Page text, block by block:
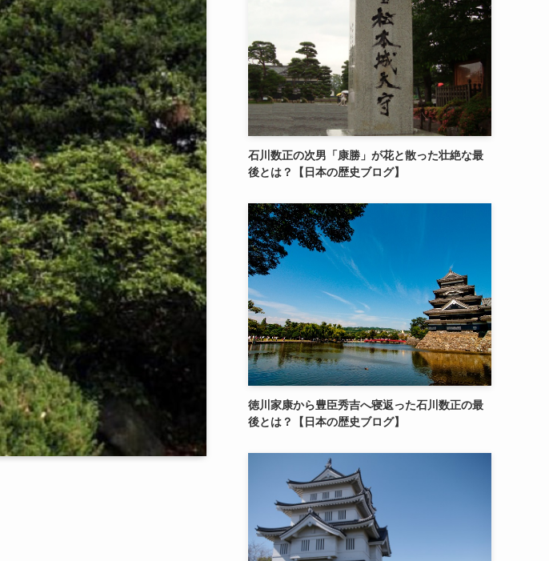
石川数正の次男「康勝」が花と散った壮絶な最
後とは？【日本の歴史ブログ】
徳川家康から豊臣秀吉へ寝返った石川数正の最
後とは？【日本の歴史ブログ】